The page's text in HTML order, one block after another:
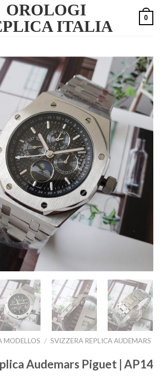
OROLOGI
ITALIA
0
MODELLOS / SVIZZERA REPLICA AUDEMARS
Audemars Piguet | AP14